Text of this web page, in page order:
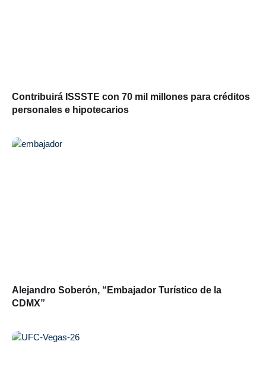
Contribuirá ISSSTE con 70 mil millones para créditos
personales e hipotecarios
Alejandro Soberón, “Embajador Turístico de la
CDMX”